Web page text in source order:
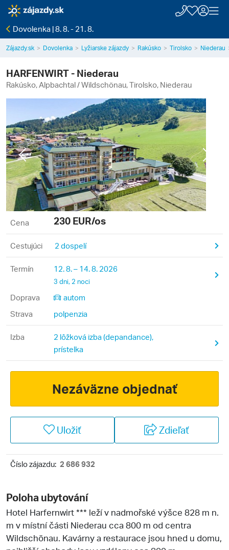
Dovolenka | 8. 8. - 21. 8.
Zájazdy.sk Dovolenka Lyžiarske zájazdy Rakúsko Tirolsko Niederau
HARFENWIRT - Niederau
Rakúsko, Alpbachtal / Wildschönau, Tirolsko, Niederau
Previous Next
Cena 230 EUR/os
Cestujúci 2 dospelí
Termín 12. 8. – 14. 8. 2026
3 dni, 2 noci
Doprava
autom
Strava
polpenzia
Izba
2 lôžková izba (depandance),
prístelka
Nezáväzne objednať
Uložiť Zdieľať
Číslo zájazdu: 2 686 932
Poloha ubytování
Hotel Harfernwirt *** leží v nadmořské výšce 828 m n.
m v místní části Niederau cca 800 m od centra
Wildschönau. Kavárny a restaurace jsou hned u domu,